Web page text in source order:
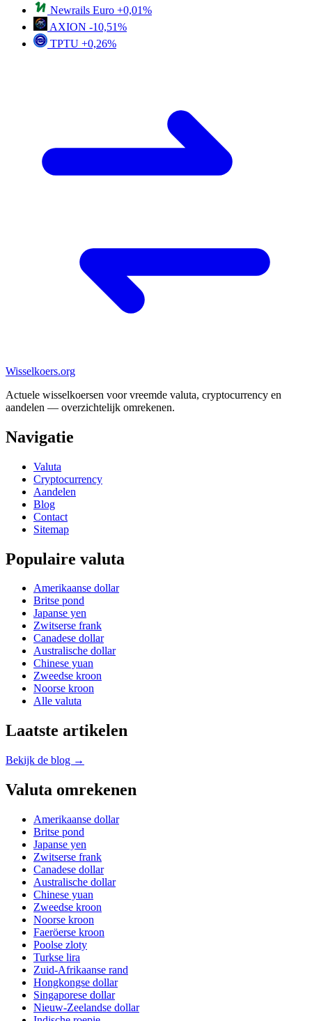
Newrails Euro +0,01%
AXION -10,51%
TPTU +0,26%
Wisselkoers.org
Actuele wisselkoersen voor vreemde valuta, cryptocurrency en
aandelen — overzichtelijk omrekenen.
Navigatie
Valuta
Cryptocurrency
Aandelen
Blog
Contact
Sitemap
Populaire valuta
Amerikaanse dollar
Britse pond
Japanse yen
Zwitserse frank
Canadese dollar
Australische dollar
Chinese yuan
Zweedse kroon
Noorse kroon
Alle valuta
Laatste artikelen
Bekijk de blog →
Valuta omrekenen
Amerikaanse dollar
Britse pond
Japanse yen
Zwitserse frank
Canadese dollar
Australische dollar
Chinese yuan
Zweedse kroon
Noorse kroon
Faeröerse kroon
Poolse zloty
Turkse lira
Zuid-Afrikaanse rand
Hongkongse dollar
Singaporese dollar
Nieuw-Zeelandse dollar